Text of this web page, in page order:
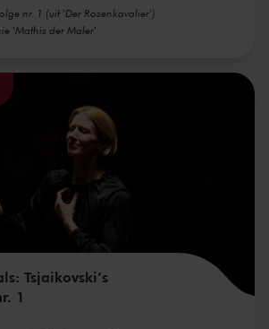
nr. 1 (uit 'Der Rosenkavalier')
'Mathis der Maler'
Tsjaikovski’s
1